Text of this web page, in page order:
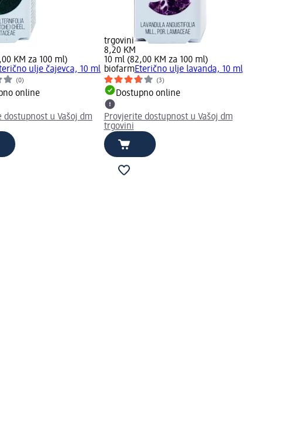
KM za 100 ml)
ulje čajevca, 10 ml
(0)
online
dostupnost u Vašoj dm
trgovini
8,20 KM
10 ml (82,00 KM za 100 ml)
biofarmEterično ulje lavanda, 10 ml
(3)
Dostupno online
Provjerite dostupnost u Vašoj dm
trgovini